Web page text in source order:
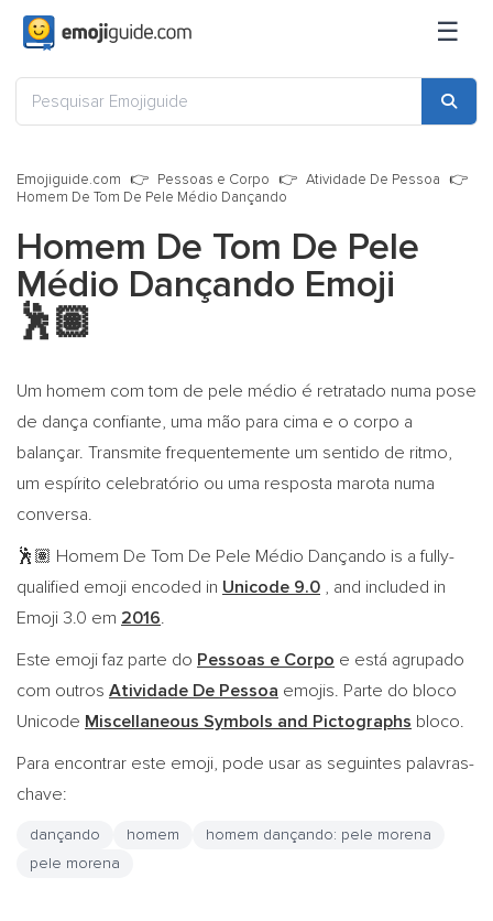
☰
Emojiguide.com Pessoas e Corpo
Atividade De Pessoa
Homem De Tom De Pele Médio Dançando
Homem De Tom De Pele
Médio Dançando Emoji
🕺🏽
Um homem com tom de pele médio é retratado numa pose
de dança confiante, uma mão para cima e o corpo a
balançar. Transmite frequentemente um sentido de ritmo,
um espírito celebratório ou uma resposta marota numa
conversa.
🕺🏽 Homem De Tom De Pele Médio Dançando is a fully-
qualified emoji encoded in Unicode 9.0 , and included in
Emoji 3.0 em 2016.
Este emoji faz parte do Pessoas e Corpo e está agrupado
com outros Atividade De Pessoa emojis. Parte do bloco
Unicode Miscellaneous Symbols and Pictographs bloco.
Para encontrar este emoji, pode usar as seguintes palavras-
chave:
dançando homem
homem dançando: pele morena
pele morena